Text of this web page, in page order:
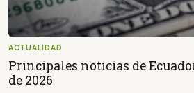
ACTUALIDAD
Principales noticias de
de 2026